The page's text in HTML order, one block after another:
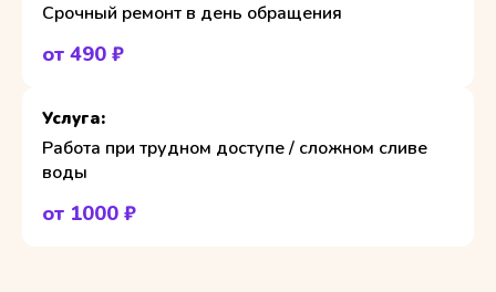
Срочный ремонт в день обращения
от 490 ₽
Работа при трудном доступе / сложном сливе
воды
от 1000 ₽